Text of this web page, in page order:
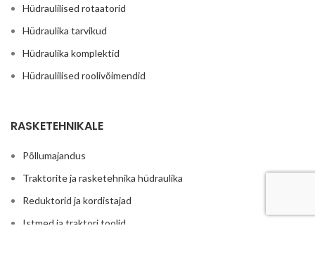
Hüdraulilised rotaatorid
Hüdraulika tarvikud
Hüdraulika komplektid
Hüdraulilised roolivõimendid
RASKETEHNIKALE
Põllumajandus
Traktorite ja rasketehnika hüdraulika
Reduktorid ja kordistajad
Istmed ja traktori toolid